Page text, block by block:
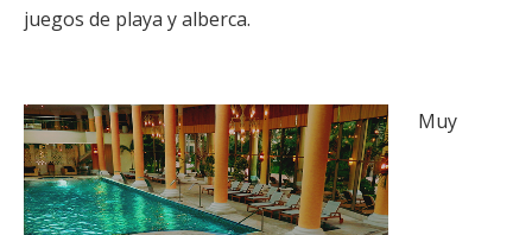
juegos de playa y alberca.
Muy